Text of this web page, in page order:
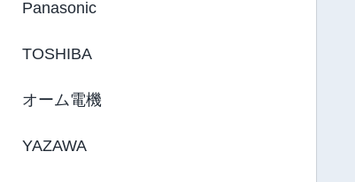
Panasonic
TOSHIBA
オーム電機
YAZAWA